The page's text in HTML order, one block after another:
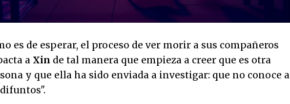
es de esperar, el proceso de ver morir a sus compañeros
a Xin de tal manera que empieza a creer que es otra
y que ella ha sido enviada a investigar: que no conoce a
".